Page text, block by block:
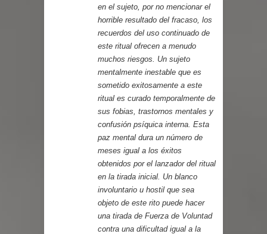
en el sujeto, por no mencionar el
horrible resultado del fracaso, los
recuerdos del uso continuado de
este ritual ofrecen a menudo
muchos riesgos. Un sujeto
mentalmente inestable que es
sometido exitosamente a este
ritual es curado temporalmente de
sus fobias, trastornos mentales y
confusión psíquica interna. Esta
paz mental dura un número de
meses igual a los éxitos
obtenidos por el lanzador del ritual
en la tirada inicial. Un blanco
involuntario u hostil que sea
objeto de este rito puede hacer
una tirada de Fuerza de Voluntad
contra una dificultad igual a la